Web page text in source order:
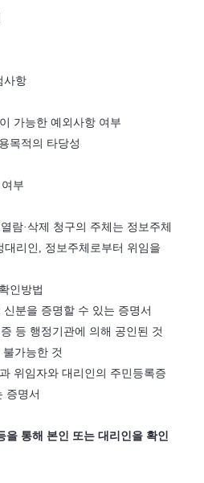
사항
가능한 예외사항 여부
목적의 타당성
부
람·삭제 청구의 주체는 정보주체
리인, 정보주체로부터 위임을
인방법
분을 증명할 수 있는 증명서
등 행정기관에 의해 공인된 것
가능한 것
위임자와 대리인의 주민등록증
증명서
통해 본인 또는 대리인을 확인